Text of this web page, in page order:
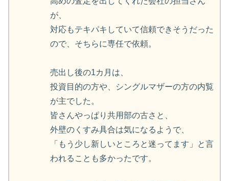
が、
対応もテキパキしていて信頼できそうだった
ので、そちらに専任で依頼。
売出し後の1カ月は、
投資目的の方や、シングルマザーの方の内覧
が主でした。
皆さんやっぱり共用部の古さと、
外壁のくすみ具合は気になるようで、
「もう少し新しいところと迷ってます」と言
われることも多かったです。